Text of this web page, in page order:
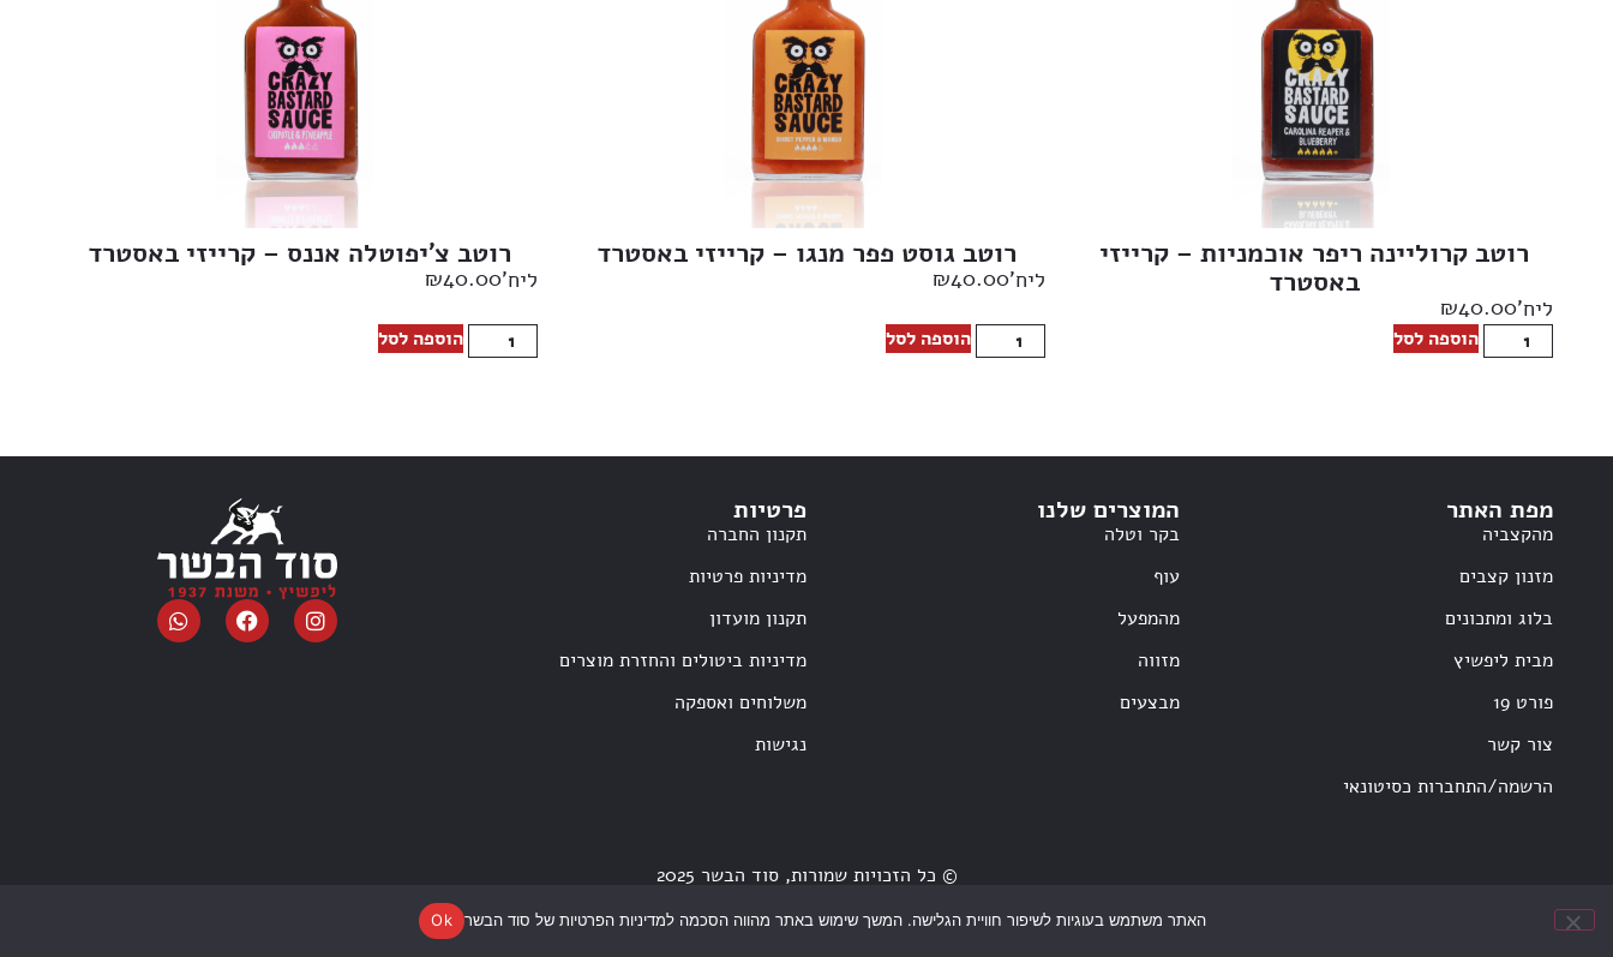
רוטב קרוליינה ריפר אוכמניות – קרייזי
באסטרד
ליח' ₪40.00
הוספה לסל
רוטב גוסט פפר מנגו – קרייזי באסטרד
ליח' ₪40.00
הוספה לסל
רוטב צ’יפוטלה אננס – קרייזי באסטרד
ליח' ₪40.00
הוספה לסל
מפת האתר
מהקצביה
מזנון קצבים
בלוג ומתכונים
מבית ליפשיץ
פורט 19
צור קשר
הרשמה/התחברות כסיטונאי
המוצרים שלנו
בקר וטלה
עוף
מהמפעל
מזווה
מבצעים
פרטיות
תקנון החברה
מדיניות פרטיות
תקנון מועדון
מדיניות ביטולים והחזרת מוצרים
משלוחים ואספקה
נגישות
© כל הזכויות שמורות, סוד הבשר 2025
הקמת אתרDanaGolds
האתר משתמש בעוגיות לשיפור חוויית הגלישה. המשך שימוש באתר מהווה הסכמה למדיניות הפרטיות של סוד הבשר Ok